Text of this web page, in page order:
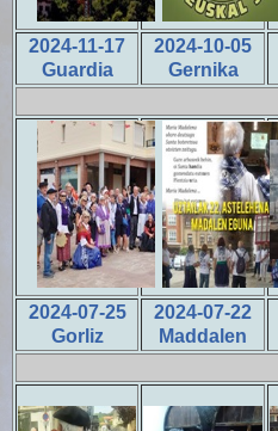
2024-11-17
Guardia
2024-10-05
Gernika
2024-07-25
Gorliz
2024-07-22
Maddalen